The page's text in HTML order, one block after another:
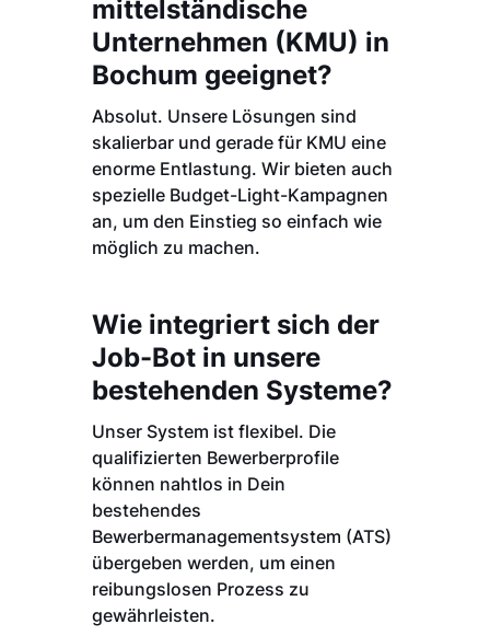
mittelständische
Unternehmen (KMU) in
Bochum geeignet?
Absolut. Unsere Lösungen sind
skalierbar und gerade für KMU eine
enorme Entlastung. Wir bieten auch
spezielle Budget-Light-Kampagnen
an, um den Einstieg so einfach wie
möglich zu machen.
Wie integriert sich der
Job-Bot in unsere
bestehenden Systeme?
Unser System ist flexibel. Die
qualifizierten Bewerberprofile
können nahtlos in Dein
bestehendes
Bewerbermanagementsystem (ATS)
übergeben werden, um einen
reibungslosen Prozess zu
gewährleisten.